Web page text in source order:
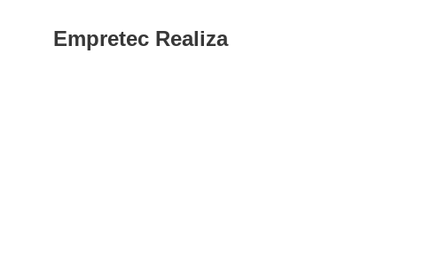
Empretec Realiza